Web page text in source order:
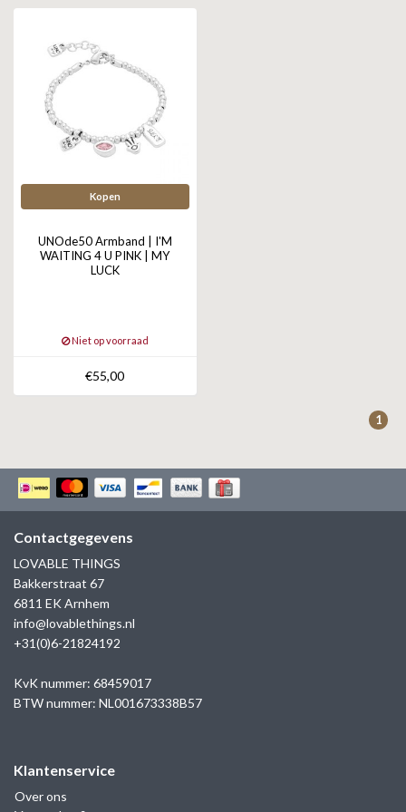
ZAG BIJOUX
LILLY
KAPTEN & SON
Kopen
UNOde50 Armband | I'M
WAITING 4 U PINK | MY
LUCK
Niet op voorraad
€55,00
1
Contactgegevens
LOVABLE THINGS
Bakkerstraat 67
6811 EK Arnhem
info@lovablethings.nl
+31(0)6-21824192
KvK nummer: 68459017
BTW nummer: NL001673338B57
Klantenservice
Over ons